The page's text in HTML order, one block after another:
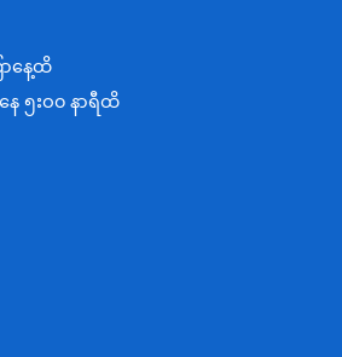
ပေါင်းဆောင်ရွက်ရေးဝန်ကြီးဌာန
ဌာန
ျေးမှုဝန်ကြီးဌာန
ရေးနှင့်ဆည်မြောင်းဝန်ကြီးဌာန
သွယ်ရေးဝန်ကြီးဌာန
ျင်ထိန်းသိမ်းရေးဝန်ကြီးဌာန
ြီးကြပ်ရေးနှင့်ပြည်သူ့အင်အား
ာနေ့ထိ
ေ ၅းဝ၀ နာရီထိ